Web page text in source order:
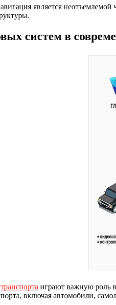
является
систем в
играют важную роль
включая автомобили,